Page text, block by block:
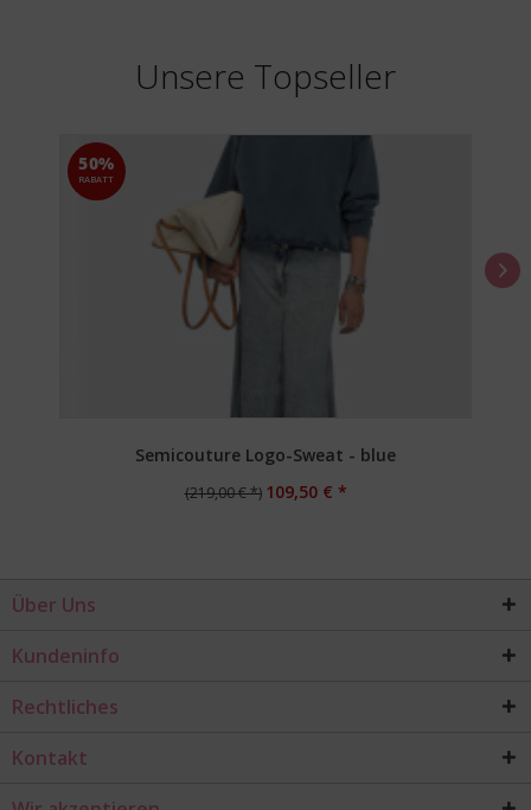
Unsere Topseller
50%
RABATT
Semicouture Logo-Sweat - blue
(219,00 € *) 109,50 € *
Über Uns
Kundeninfo
Rechtliches
Kontakt